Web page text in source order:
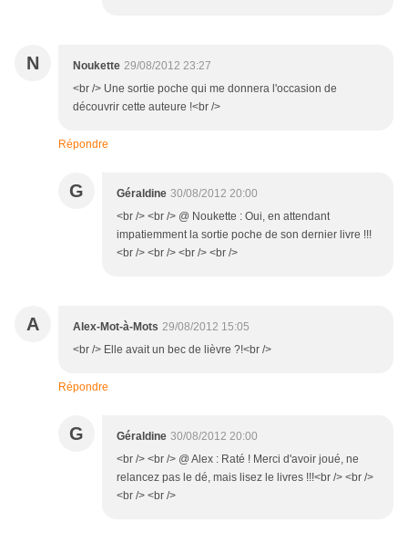
N Noukette 29/08/2012 23:27
<br /> Une sortie poche qui me donnera l'occasion de
découvrir cette auteure !<br />
Répondre
G Géraldine 30/08/2012 20:00
<br /> <br /> @ Noukette : Oui, en attendant
impatiemment la sortie poche de son dernier livre !!!
<br /> <br /> <br /> <br />
A Alex-Mot-à-Mots 29/08/2012 15:05
<br /> Elle avait un bec de lièvre ?!<br />
Répondre
G Géraldine 30/08/2012 20:00
<br /> <br /> @ Alex : Raté ! Merci d'avoir joué, ne
relancez pas le dé, mais lisez le livres !!!<br /> <br />
<br /> <br />